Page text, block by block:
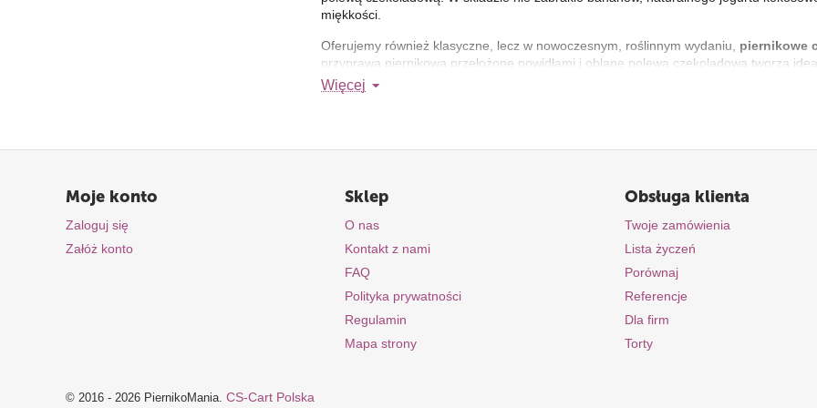
miękkości.
Oferujemy również klasyczne, lecz w nowoczesnym, roślinnym wydaniu, piernikowe
przyprawą piernikową przełożone powidłami i oblane polewą czekoladową tworzą
jak i wszystkich miłośników piernikowych smaków.
Więcej
Moje konto
Zaloguj się
Załóż konto
Sklep
O nas
Kontakt z nami
FAQ
Polityka prywatności
Regulamin
Mapa strony
Obsługa klienta
Twoje zamówienia
Lista życzeń
Porównaj
Referencje
Dla firm
Torty
© 2016 - 2026 PiernikoMania. CS-Cart Polska